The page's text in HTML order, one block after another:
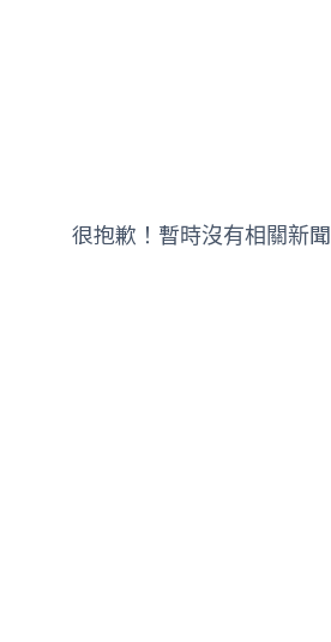
很抱歉！暫時沒有相關新聞